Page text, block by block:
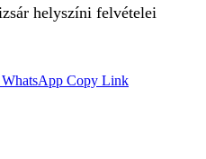
helyszíni felvételei
WhatsApp Copy Link